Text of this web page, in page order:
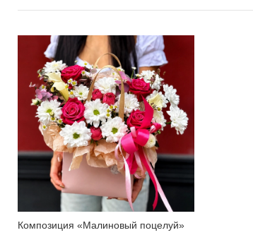
Композиция «Малиновый поцелуй»